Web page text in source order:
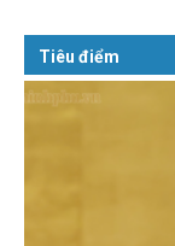
Tiêu điểm